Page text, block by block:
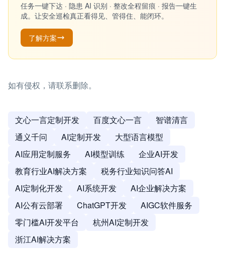
任务一键下达 · 隐患 AI 识别 · 整改全程留痕 · 报告一键生
成。让安全巡检真正看得见、管得住、能闭环。
了解方案
如有侵权，请联系删除。
文心一言定制开发 百度文心一言
智谱清言
通义千问
AI定制开发
大型语言模型
AI应用定制服务
AI模型训练
企业AI开发
教育行业AI解决方案
税务行业知识问答AI
AI定制化开发
AI系统开发
AI企业解决方案
AI公有云部署
ChatGPT开发
AIGC软件服务
零门槛AI开发平台
杭州AI定制开发
浙江AI解决方案